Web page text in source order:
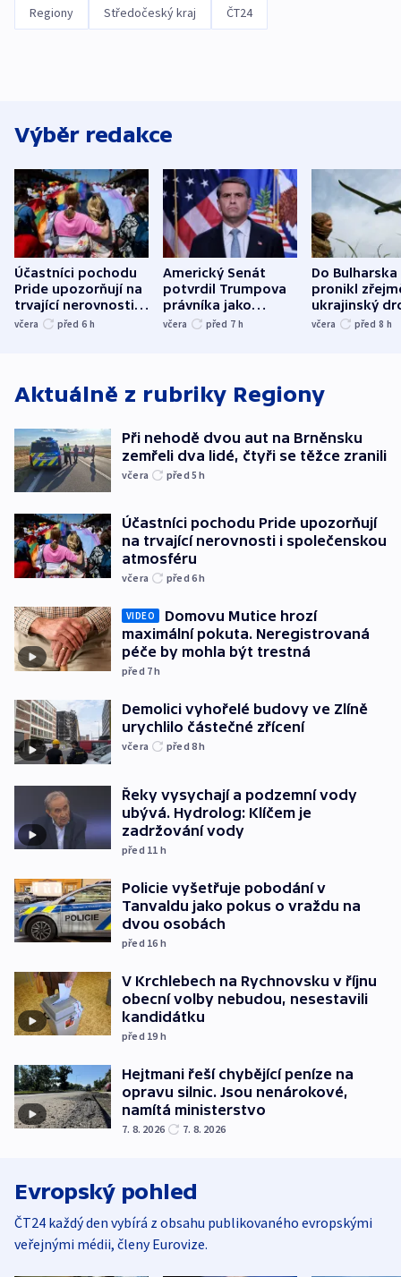
Regiony Středočeský kraj ČT24
Výběr redakce
Účastníci pochodu
Pride upozorňují na
trvající nerovnosti i
společenskou
včera před 6 h
Americký Senát
potvrdil Trumpova
právníka jako
ministra
včera před 7 h
Do Bulharska
pronikl
ukrajinský
explodoval
včera před 8 h
Aktuálně z rubriky Regiony
Při nehodě dvou aut na Brněnsku
zemřeli dva lidé, čtyři se těžce zranili
včera před 5h
Účastníci pochodu Pride upozorňují
na trvající nerovnosti i společenskou
atmosféru
včera před 6h
VIDEO
Domovu Mutice hrozí
maximální pokuta. Neregistrovaná
péče by mohla být trestná
před 7h
Demolici vyhořelé budovy ve Zlíně
urychlilo částečné zřícení
včera před 8h
Řeky vysychají a podzemní vody
ubývá. Hydrolog: Klíčem je
zadržování vody
před 11 h
Policie vyšetřuje pobodání v
Tanvaldu jako pokus o vraždu na
dvou osobách
před 16 h
V Krchlebech na Rychnovsku v říjnu
obecní volby nebudou, nesestavili
kandidátku
před 19 h
Hejtmani řeší chybějící peníze na
opravu silnic. Jsou nenárokové,
namítá ministerstvo
7. 8. 2026 7. 8. 2026
Evropský pohled
ČT24 každý den vybírá z obsahu publikovaného evropskými
veřejnými médii, členy Eurovize.